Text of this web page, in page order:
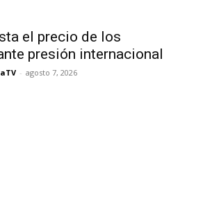
el precio de los
presión internacional
- agosto 7, 2026